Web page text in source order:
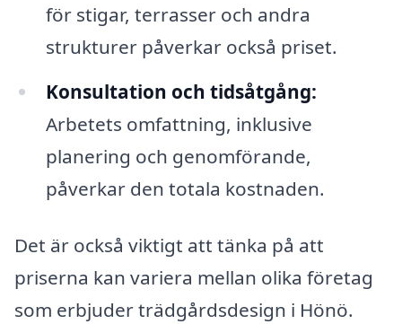
för stigar, terrasser och andra
strukturer påverkar också priset.
Konsultation och tidsåtgång:
Arbetets omfattning, inklusive
planering och genomförande,
påverkar den totala kostnaden.
Det är också viktigt att tänka på att
priserna kan variera mellan olika företag
som erbjuder trädgårdsdesign i Hönö.